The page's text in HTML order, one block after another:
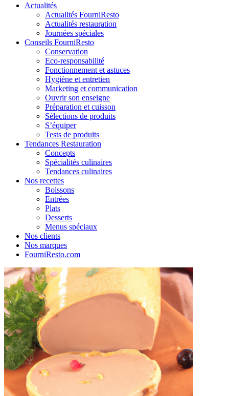
Actualités
Actualités FourniResto
Actualités restauration
Journées spéciales
Conseils FourniResto
Conservation
Eco-responsabilité
Fonctionnement et astuces
Hygiène et entretien
Marketing et communication
Ouvrir son enseigne
Préparation et cuisson
Sélections de produits
S’équiper
Tests de produits
Tendances Restauration
Concepts
Spécialités culinaires
Tendances culinaires
Nos recettes
Boissons
Entrées
Plats
Desserts
Menus spéciaux
Nos clients
Nos marques
FourniResto.com